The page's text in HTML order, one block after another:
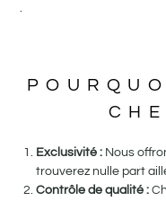
Exclusivité : Nous
trouverez nulle part
Contrôle de qualité :